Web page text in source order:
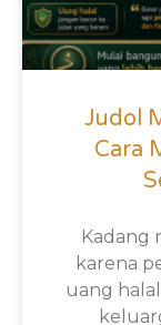
Judol
Cara
Kadang
karena
uang